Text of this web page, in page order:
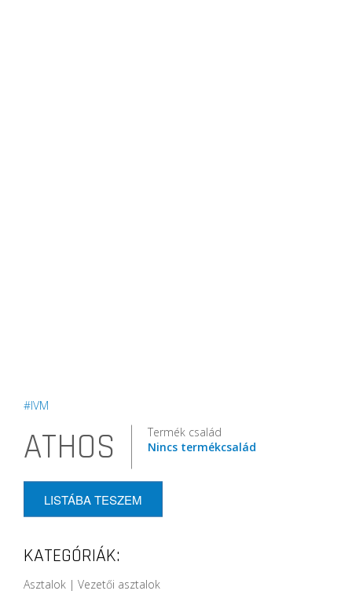
#IVM
ATHOS
Termék család
Nincs termékcsalád
LISTÁBA TESZEM
KATEGÓRIÁK:
Asztalok | Vezetői asztalok